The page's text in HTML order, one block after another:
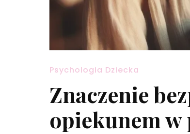
Psychologia Dziecka
Znaczenie
opiekunem w